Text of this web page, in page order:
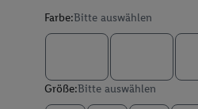
Farbe:Bitte auswählen
Größe:Bitte auswählen